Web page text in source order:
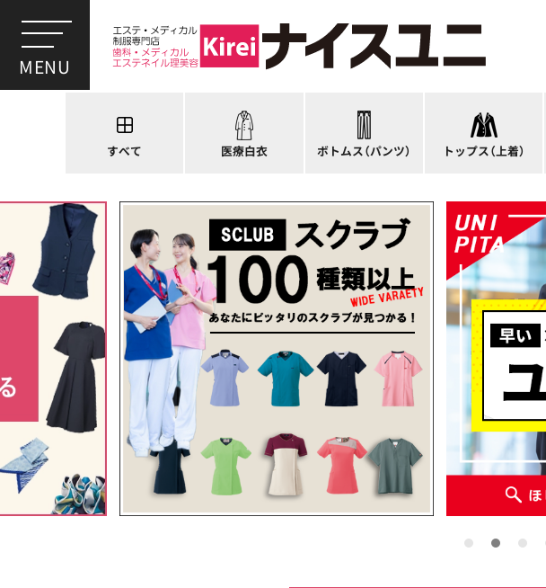
すべて 医療白衣
スクラブ
ドクタージャケット
医療用ジャケット
ケーシージャケット
ボトムス（パンツ）
スクラブパンツ
スカート
キュロット
トップス（上着）
スーツジャケット
カーディガン
アウター
アンダーウェア